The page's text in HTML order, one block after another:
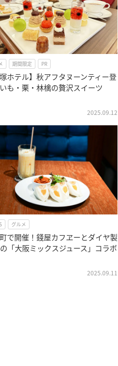
期間限定 PR
塚ホテル】秋アフタヌーンティー登
も・栗・林檎の贅沢スイーツ
2025.09.12
グルメ
町で開催！錢屋カフヱーとダイヤ製
「大阪ミックスジュース」コラボ
2025.09.11